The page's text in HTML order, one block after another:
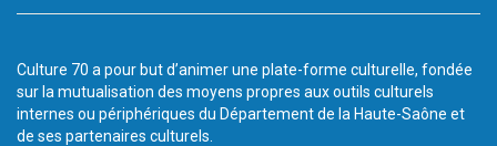
Culture 70 a pour but d’animer une plate-forme culturelle, fondée
sur la mutualisation des moyens propres aux outils culturels
internes ou périphériques du Département de la Haute-Saône et
de ses partenaires culturels.